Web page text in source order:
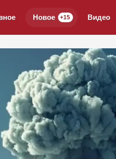
Новое +15 Видео